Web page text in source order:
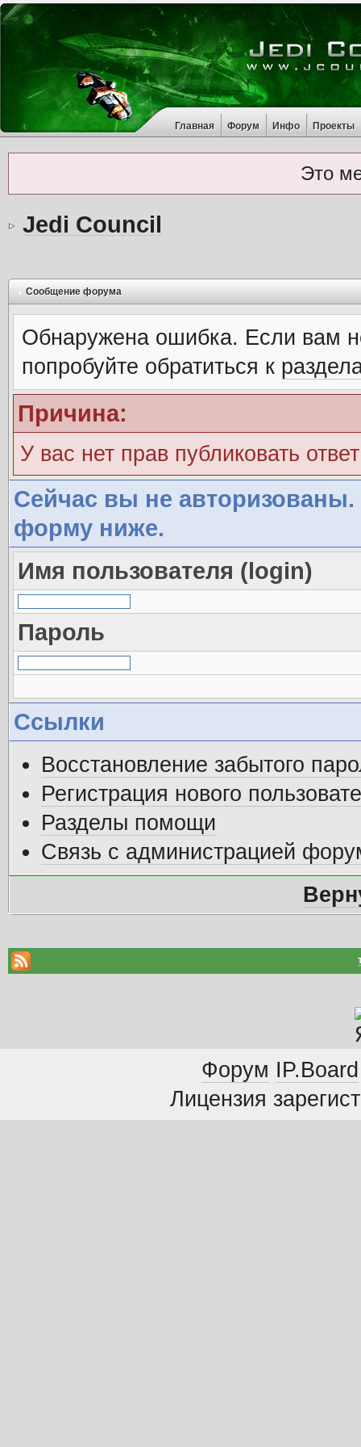
Главная Форум Инфо Проекты
Это
Jedi Council
Сообщение форума
Обнаружена ошибка. Если вам
попробуйте обратиться к
Причина:
У вас нет прав публиковать
Сейчас вы не авторизованы.
форму ниже.
Имя пользователя (login)
Пароль
Ссылки
Восстановление забытого
Регистрация нового
Разделы помощи
Связь с администрацией
Форум IP.Board
Лицензия